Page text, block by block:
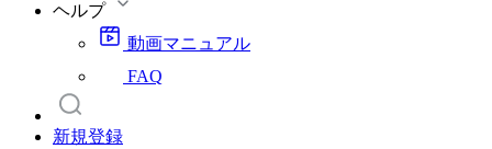
ヘルプ
動画マニュアル
FAQ
新規登録